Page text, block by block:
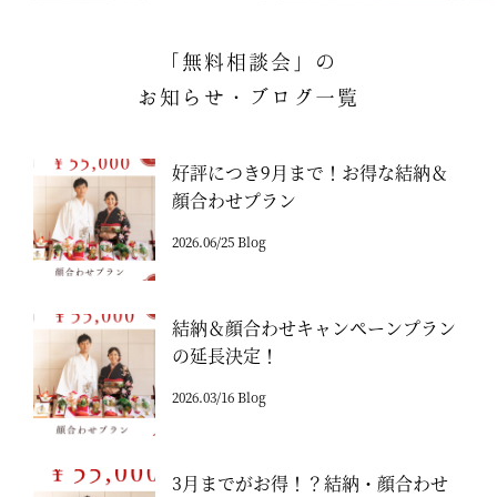
「無料相談会」の
お知らせ・ブログ一覧
好評につき9月まで！お得な結納＆
顔合わせプラン
2026.06/25 Blog
結納＆顔合わせキャンペーンプラン
の延長決定！
2026.03/16 Blog
3月までがお得！？結納・顔合わせ